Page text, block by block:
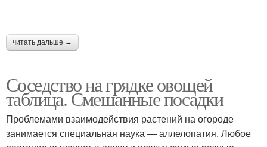
читать дальше →
Соседство на грядке овощей
таблица. Смешанные посадки
Проблемами взаимодействия растений на огороде
занимается специальная наука — аллелопатия. Любое